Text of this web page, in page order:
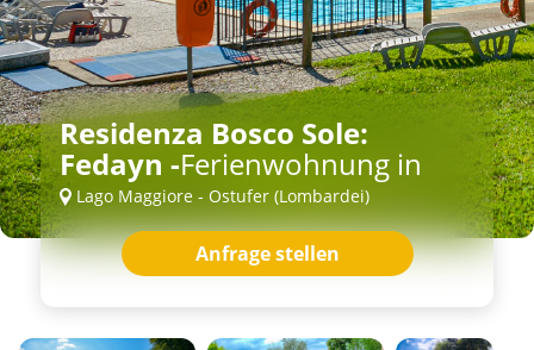
Residenza Bosco Sole:
Fedayn -Ferienwohnung in
Lago Maggiore - Ostufer (Lombardei)
Anfrage stellen